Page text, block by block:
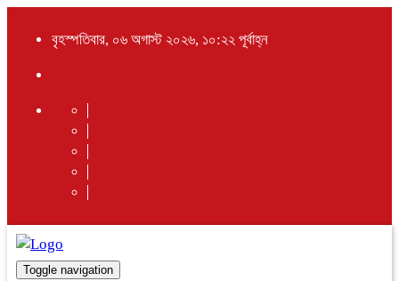
বৃহস্পতিবার, ০৬ অগাস্ট ২০২৬, ১০:২২ পূর্বাহ্ন
Toggle navigation